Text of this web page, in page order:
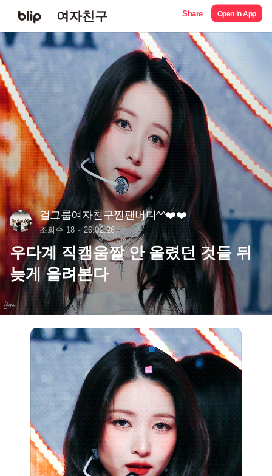
여자친구 Share Open in App
걸그룹여자친구찐팬버디^^❤️❤️
조회수 18 26.02.26
우다계 직캠움짤 안 올렸던 것들 뒤
늦게 올려본다